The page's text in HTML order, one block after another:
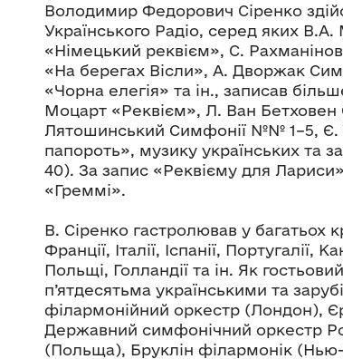
Володимир Федорович Сіренко
Українського Радіо, серед яких
«Німецький реквієм», С.
«На берегах Вісли», А. Дворжак
«Чорна елегія» та ін., записав
Моцарт «Реквієм», Л. Ван
Лятошинський Симфонії №№ 1–5, Є.
папороть», музику українських та
40). За запис «Реквієму для
«Греммі».
В. Сіренко гастролював у багатьох
Франції, Італії, Іспанії, Португалії,
Польщі, Голландії та ін. Як
п’ятдесятьма українськими та
філармонійний оркестр (Лондон),
Державний симфонічний оркестр
(Польща), Бруклін філармонік